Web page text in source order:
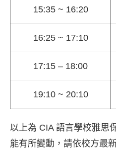
15:35 ~ 16:20
16:25 ~ 17:10
17:15 – 18:00
19:10 ~ 20:10
以上為 CIA 語言學校雅思
能有所變動，請依校方最